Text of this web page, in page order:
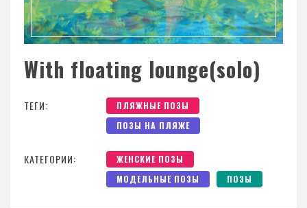
With floating lounge(solo)
ТЕГИ:
ПЛЯЖНЫЕ ПОЗЫ
ПОЗЫ НА ПЛЯЖЕ
КАТЕГОРИИ:
ЖЕНСКИЕ ПОЗЫ
МОДЕЛЬНЫЕ ПОЗЫ
ПОЗЫ